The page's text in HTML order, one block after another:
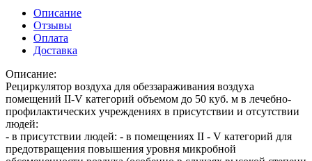
Описание
Отзывы
Оплата
Доставка
Описание:
Рециркулятор воздуха для обеззараживания воздуха
помещений II-V категорий объемом до 50 куб. м в лечебно-
профилактических учреждениях в присутствии и отсутствии
людей:
- в присутствии людей: - в помещениях II - V категорий для
предотвращения повышения уровня микробной